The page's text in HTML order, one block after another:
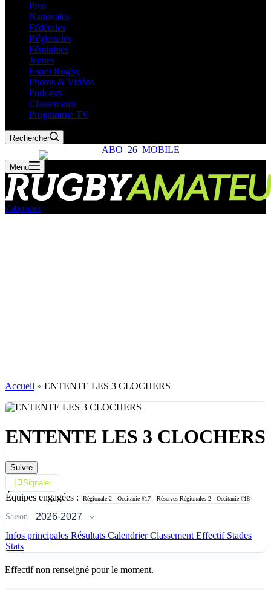
Pros
Nationales
Fédérales
Régionales
Féminines
Jeunes
Esprit Rugby
Photos & Vidéos
Podcasts
Classements
Programme TV
Rechercher
Menu
s'abonner
Accueil » ENTENTE LES 3 CLOCHERS
ENTENTE LES 3 CLOCHERS
Suivre
Signaler
Équipes engagées : Régionale 2 - Occitanie #17 Réserves Régionales 2 - Occitanie #18
Saison
Infos principales Résultats CalendrierClassement Effectif Stades
Stats
Effectif non renseigné pour le moment.